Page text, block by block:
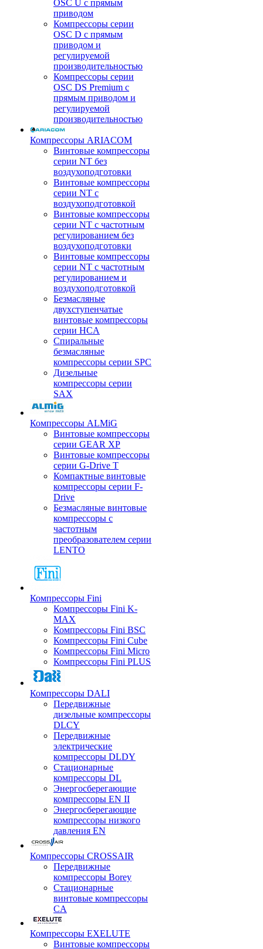
OSC U с прямым
приводом
Компрессоры серии
OSC D с прямым
приводом и
регулируемой
производительностью
Компрессоры серии
OSC DS Premium с
прямым приводом и
регулируемой
производительностью
Компрессоры ARIACOM
Винтовые компрессоры
серии NT без
воздухоподготовки
Винтовые компрессоры
серии NT c
воздухоподготовкой
Винтовые компрессоры
серии NT с частотным
регулированием без
воздухоподготовки
Винтовые компрессоры
серии NT с частотным
регулированием и
воздухоподготовкой
Безмасляные
двухступенчатые
винтовые компрессоры
серии HCA
Спиральные
безмасляные
компрессоры серии SPC
Дизельные
компрессоры серии
SAX
Компрессоры ALMiG
Винтовые компрессоры
серии GEAR XP
Винтовые компрессоры
серии G-Drive T
Компактные винтовые
компрессоры серии F-
Drive
Безмасляные винтовые
компрессоры с
частотным
преобразователем серии
LENTO
Компрессоры Fini
Компрессоры Fini K-
MAX
Компрессоры Fini BSC
Компрессоры Fini Cube
Компрессоры Fini Micro
Компрессоры Fini PLUS
Компрессоры DALI
Передвижные
дизельные компрессоры
DLCY
Передвижные
электрические
компрессоры DLDY
Стационарные
компрессоры DL
Энергосберегающие
компрессоры EN II
Энергосберегающие
компрессоры низкого
давления EN
Компрессоры CROSSAIR
Передвижные
компрессоры Borey
Стационарные
винтовые компрессоры
CA
Компрессоры EXELUTE
Винтовые компрессоры